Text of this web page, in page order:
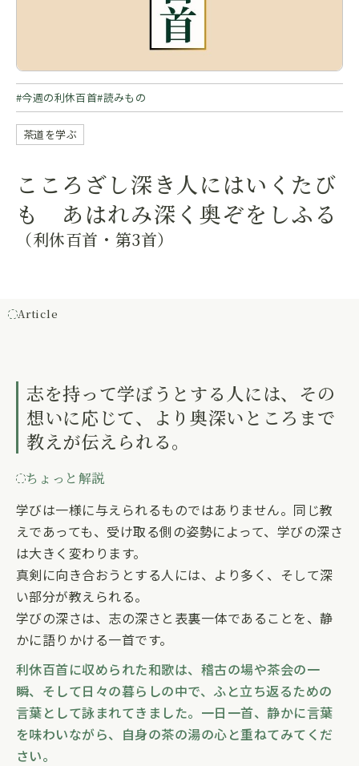
今週の利休百首 読みもの
茶道を学ぶ
こころざし深き人にはいくたび
も あはれみ深く奥ぞをしふる
（利休百首・第3首）
Article
志を持って学ぼうとする人には、その
想いに応じて、より奥深いところまで
教えが伝えられる。
ちょっと解説
学びは一様に与えられるものではありません。同じ教
えであっても、受け取る側の姿勢によって、学びの深さ
は大きく変わります。
真剣に向き合おうとする人には、より多く、そして深
い部分が教えられる。
学びの深さは、志の深さと表裏一体であることを、静
かに語りかける一首です。
利休百首に収められた和歌は、稽古の場や茶会の一
瞬、そして日々の暮らしの中で、ふと立ち返るための
言葉として詠まれてきました。 一日一首、静かに言葉
を味わいながら、自身の茶の湯の心と重ねてみてくだ
さい。